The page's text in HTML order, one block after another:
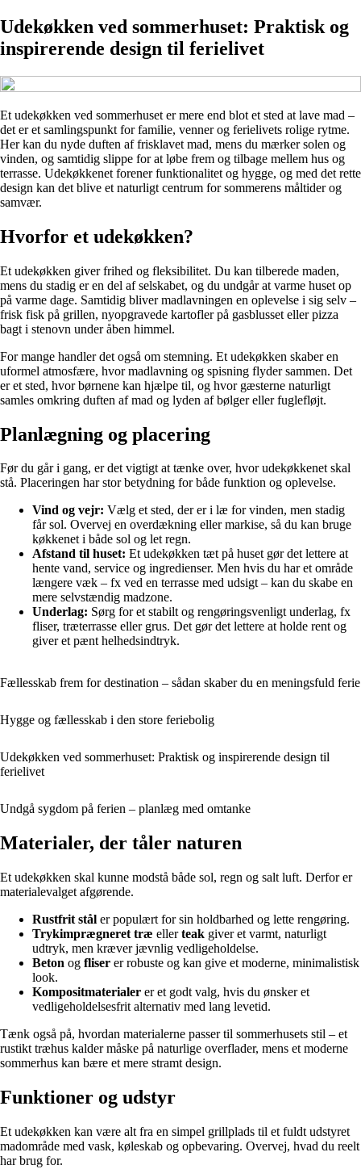
Udekøkken ved sommerhuset: Praktisk og
inspirerende design til ferielivet
Et udekøkken ved sommerhuset er mere end blot et sted at lave mad –
det er et samlingspunkt for familie, venner og ferielivets rolige rytme.
Her kan du nyde duften af frisklavet mad, mens du mærker solen og
vinden, og samtidig slippe for at løbe frem og tilbage mellem hus og
terrasse. Udekøkkenet forener funktionalitet og hygge, og med det rette
design kan det blive et naturligt centrum for sommerens måltider og
samvær.
Hvorfor et udekøkken?
Et udekøkken giver frihed og fleksibilitet. Du kan tilberede maden,
mens du stadig er en del af selskabet, og du undgår at varme huset op
på varme dage. Samtidig bliver madlavningen en oplevelse i sig selv –
frisk fisk på grillen, nyopgravede kartofler på gasblusset eller pizza
bagt i stenovn under åben himmel.
For mange handler det også om stemning. Et udekøkken skaber en
uformel atmosfære, hvor madlavning og spisning flyder sammen. Det
er et sted, hvor børnene kan hjælpe til, og hvor gæsterne naturligt
samles omkring duften af mad og lyden af bølger eller fuglefløjt.
Planlægning og placering
Før du går i gang, er det vigtigt at tænke over, hvor udekøkkenet skal
stå. Placeringen har stor betydning for både funktion og oplevelse.
Vind og vejr: Vælg et sted, der er i læ for vinden, men stadig
får sol. Overvej en overdækning eller markise, så du kan bruge
køkkenet i både sol og let regn.
Afstand til huset: Et udekøkken tæt på huset gør det lettere at
hente vand, service og ingredienser. Men hvis du har et område
længere væk – fx ved en terrasse med udsigt – kan du skabe en
mere selvstændig madzone.
Underlag: Sørg for et stabilt og rengøringsvenligt underlag, fx
fliser, træterrasse eller grus. Det gør det lettere at holde rent og
giver et pænt helhedsindtryk.
Fællesskab frem for destination – sådan skaber du en meningsfuld ferie
Hygge og fællesskab i den store feriebolig
Udekøkken ved sommerhuset: Praktisk og inspirerende design til
ferielivet
Undgå sygdom på ferien – planlæg med omtanke
Materialer, der tåler naturen
Et udekøkken skal kunne modstå både sol, regn og salt luft. Derfor er
materialevalget afgørende.
Rustfrit stål er populært for sin holdbarhed og lette rengøring.
Trykimprægneret træ ellerteak giver et varmt, naturligt
udtryk, men kræver jævnlig vedligeholdelse.
Beton og fliser er robuste og kan give et moderne, minimalistisk
look.
Kompositmaterialer er et godt valg, hvis du ønsker et
vedligeholdelsesfrit alternativ med lang levetid.
Tænk også på, hvordan materialerne passer til sommerhusets stil – et
rustikt træhus kalder måske på naturlige overflader, mens et moderne
sommerhus kan bære et mere stramt design.
Funktioner og udstyr
Et udekøkken kan være alt fra en simpel grillplads til et fuldt udstyret
madområde med vask, køleskab og opbevaring. Overvej, hvad du reelt
har brug for.